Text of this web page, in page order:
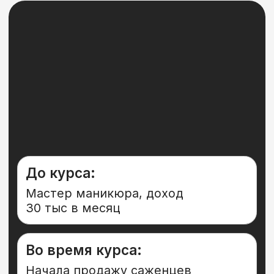
Через 5 месяцев стал Дилером
и Импортером детского питания.
Вырос до оборота в 15 млн в мес.
Есть опыт в бизнесе
Хотите построить свой оптовый
вложений
Есть опыт, но его недостаточно